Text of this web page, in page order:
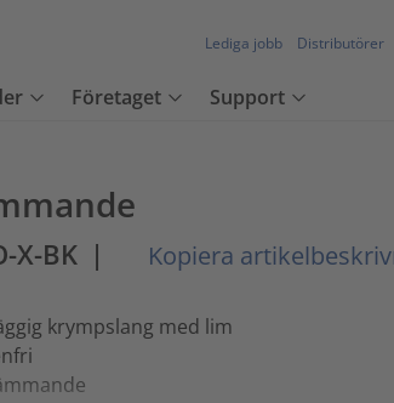
Lediga jobb Distributörer
Företaget Support
X-BK | Kopiera
krympslang med lim